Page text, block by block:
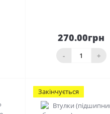
270.00грн
- +
До
кошика
Закінчується